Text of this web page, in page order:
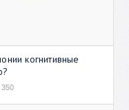
когнитивные
350